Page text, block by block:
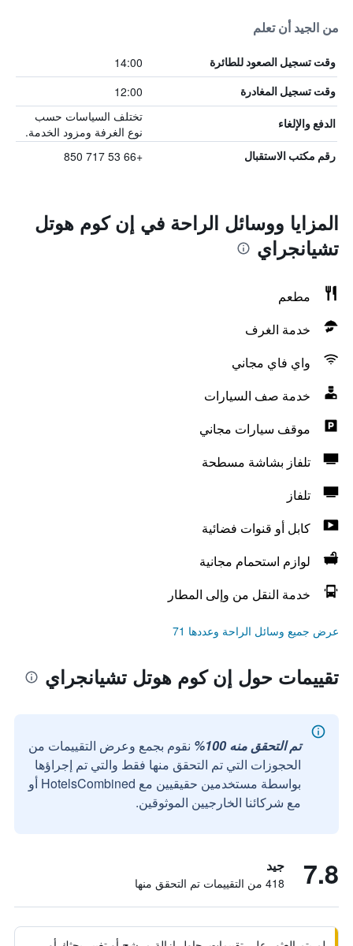
من الجيد أن تعلم
وقت تسجيل الصعود للطائرة 14:00
وقت تسجيل المغادرة 12:00
الدفع والإلغاء
تختلف السياسات حسب
نوع الغرفة ومزود الخدمة.
رقم مكتب الاستقبال +66 53 717 850
المزايا ووسائل الراحة في إن كوم هوتل
تشيانجراي
مطعم
خدمة الغرف
واي فاي مجاني
خدمة صف السيارات
موقف سيارات مجاني
تلفاز بشاشة مسطحة
تلفاز
كابل أو قنوات فضائية
لوازم استحمام مجانية
خدمة النقل من وإلى المطار
عرض جميع وسائل الراحة وعددها 71
تقييمات حول إن كوم هوتل تشيانجراي
تم التحقق منه 100%
نقوم بجمع وعرض التقييمات من
الحجوزات التي تم التحقق منها فقط والتي تم إجراؤها
بواسطة مستخدمين حقيقيين مع HotelsCombined أو
مع شركائنا الخارجيين الموثوقين.
7.8 جيد
418 من التقييمات تم التحقق منها